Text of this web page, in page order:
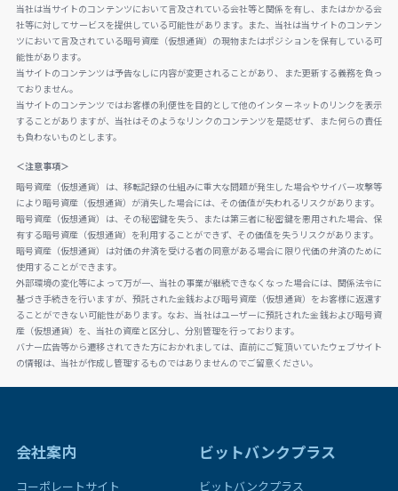
当社は当サイトのコンテンツにおいて言及されている会社等と関係を有し、またはかかる会
社等に対してサービスを提供している可能性があります。また、当社は当サイトのコンテン
ツにおいて言及されている暗号資産（仮想通貨）の現物またはポジションを保有している可
能性があります。
当サイトのコンテンツは予告なしに内容が変更されることがあり、また更新する義務を負っ
ておりません。
当サイトのコンテンツではお客様の利便性を目的として他のインターネットのリンクを表示
することがありますが、当社はそのようなリンクのコンテンツを是認せず、また何らの責任
も負わないものとします。
＜注意事項＞
暗号資産（仮想通貨）は、移転記録の仕組みに重大な問題が発生した場合やサイバー攻撃等
により暗号資産（仮想通貨）が消失した場合には、その価値が失われるリスクがあります。
暗号資産（仮想通貨）は、その秘密鍵を失う、または第三者に秘密鍵を悪用された場合、保
有する暗号資産（仮想通貨）を利用することができず、その価値を失うリスクがあります。
暗号資産（仮想通貨）は対価の弁済を受ける者の同意がある場合に限り代価の弁済のために
使用することができます。
外部環境の変化等によって万が一、当社の事業が継続できなくなった場合には、関係法令に
基づき手続きを行いますが、預託された金銭および暗号資産（仮想通貨）をお客様に返還す
ることができない可能性があります。なお、当社はユーザーに預託された金銭および暗号資
産（仮想通貨）を、当社の資産と区分し、分別管理を行っております。
バナー広告等から遷移されてきた方におかれましては、直前にご覧頂いていたウェブサイト
の情報は、当社が作成し管理するものではありませんのでご留意ください。
会社案内
コーポレートサイト
ビットバンクプラス
ビットバンクプラス